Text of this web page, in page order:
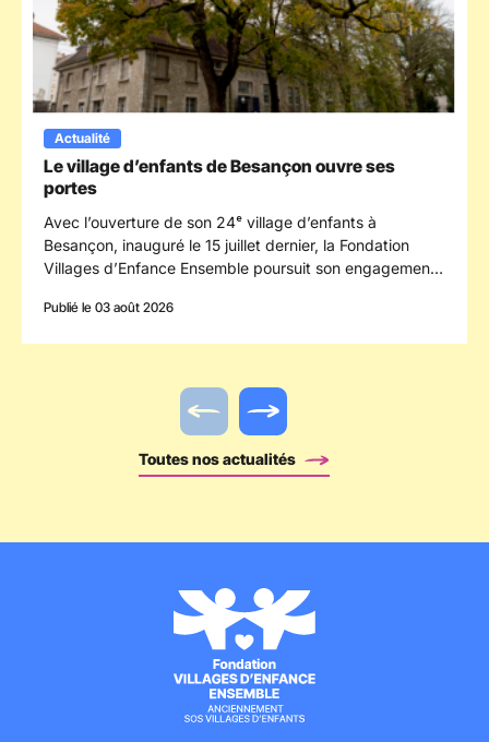
Actualité
Le village d’enfants de Besançon ouvre ses
portes
Avec l’ouverture de son 24ᵉ village d’enfants à
Besançon, inauguré le 15 juillet dernier, la Fondation
Villages d’Enfance Ensemble poursuit son engagement
l’enfance en s’implantant dans le département du
Publié le 03 août 2026
Actualité précédente
Actualité suivante
Toutes nos actualités